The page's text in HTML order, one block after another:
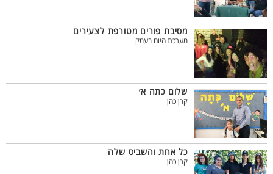
מסיבת פורים מטורפת לצעירים
מערכת היום בעמק
שלום כתה א׳
קרן כהן
כל אחת והשביס שלה
קרן כהן